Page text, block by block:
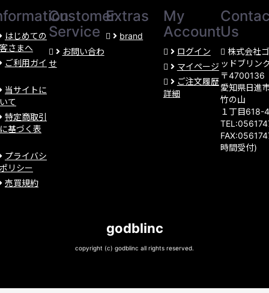
はじめての
さまへ
ご利用ガイ
当サイトに
て
特定商取引
基づく表
プライバシ
リシー
売買規約
Customer
Service
お問い合わ
せ
Extras
brand
My
Account
ログイン
マイページ
ご注文履歴
詳細
Us
株式会社
ッドブリン
〒4700136
愛知県日進
竹の山
１丁目618-
時間受付)
godblinc
copyright (c) godblinc all rights reserved.